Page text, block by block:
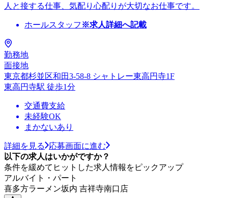
人と接する仕事、気配り心配りが大切なお仕事です。
ホールスタッフ ※求人詳細へ記載
勤務地
面接地
東京都杉並区和田3-58-8 シャトレー東高円寺1F
東高円寺駅 徒歩1分
交通費支給
未経験OK
まかないあり
詳細を見る
応募画面に進む
以下の求人はいかがですか？
条件を緩めてヒットした求人情報をピックアップ
アルバイト・パート
喜多方ラーメン坂内 吉祥寺南口店